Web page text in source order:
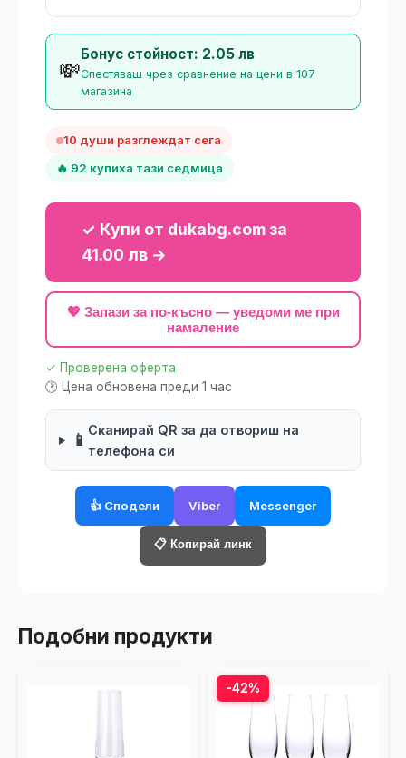
💸
Бонус стойност: 2.05 лв
Спестяваш чрез сравнение на цени в 107
магазина
10 души разглеждат сега
🔥 92 купиха тази седмица
✓ Купи от dukabg.com за
41.00 лв →
💖 Запази за по-късно — уведоми ме при
намаление
✓ Проверена оферта
🕑 Цена обновена преди 1 час
📱
Сканирай QR за да отвориш на
телефона си
👍 Сподели Viber Messenger
📋 Копирай линк
Подобни продукти
-42%